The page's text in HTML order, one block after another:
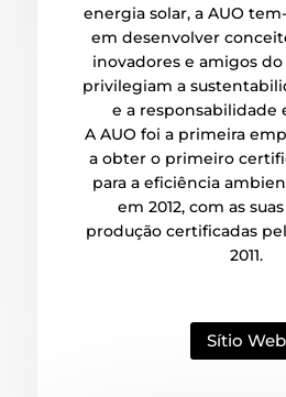
energia solar, a AUO
em desenvolver
inovadores e amigos
privilegiam a
e a responsabilidade
A AUO foi a primeira
a obter o primeiro
para a eficiência
em 2012, com as
produção certificadas
2011.
Sítio Web